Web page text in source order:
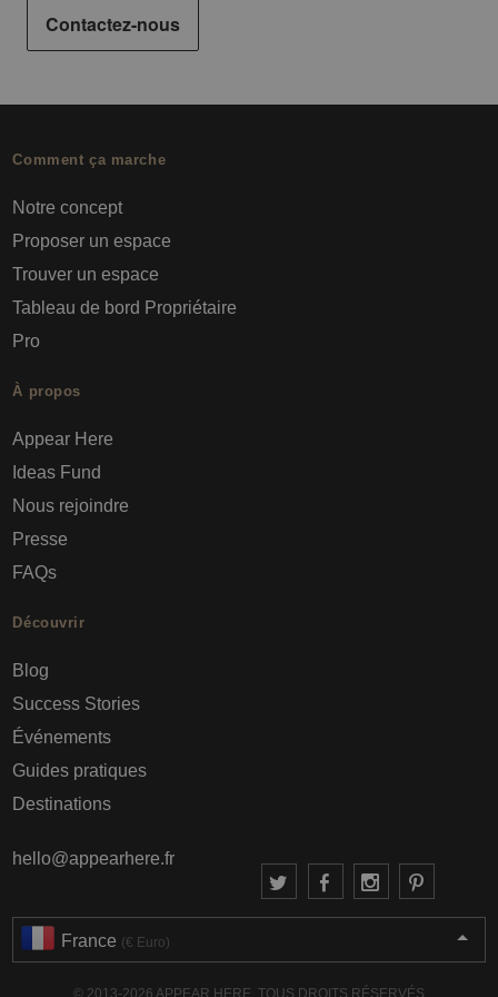
Contactez-nous
Comment ça marche
Notre concept
Proposer un espace
Trouver un espace
Tableau de bord Propriétaire
Pro
À propos
Appear Here
Ideas Fund
Nous rejoindre
Presse
FAQs
Découvrir
Blog
Success Stories
Événements
Guides pratiques
Destinations
hello@appearhere.fr
France (€ Euro)